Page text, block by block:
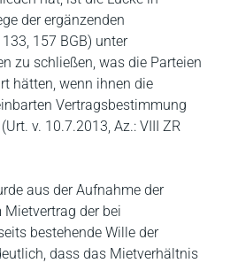
der ergänzenden
157 BGB) unter
zu schließen, was die Parteien
hätten, wenn ihnen die
Vertragsbestimmung
v. 10.7.2013, Az.: VIII ZR
aus der Aufnahme der
der bei
bestehende Wille der
dass das Mietverhältnis